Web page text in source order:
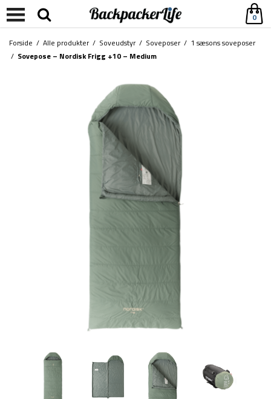
0
Forside / Alle produkter/ Soveudstyr/ Soveposer/ 1 sæsons soveposer
/ Sovepose – Nordisk Frigg +10 – Medium